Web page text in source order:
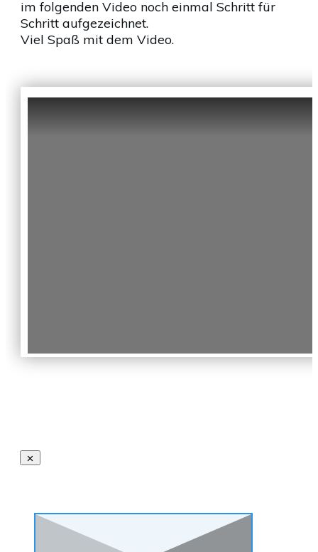
im folgenden Video noch einmal Schritt für
Schritt aufgezeichnet.
Viel Spaß mit dem Video.